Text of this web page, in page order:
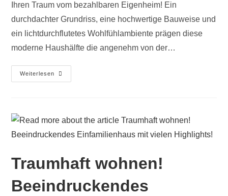
Ihren Traum vom bezahlbaren Eigenheim! Ein
durchdachter Grundriss, eine hochwertige Bauweise und
ein lichtdurchflutetes Wohlfühlambiente prägen diese
moderne Haushälfte die angenehm von der…
Weiterlesen
Traumhaft wohnen!
Beeindruckendes